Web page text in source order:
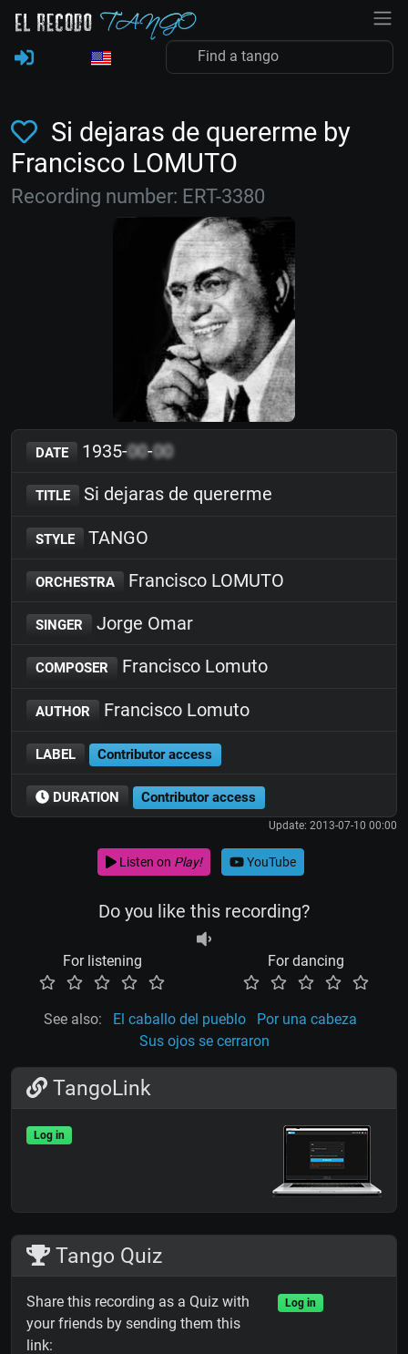
Si dejaras de quererme by
Francisco LOMUTO
Recording number: ERT-3380
DATE 1935-00-00
TITLE Si dejaras de quererme
STYLE TANGO
ORCHESTRA Francisco LOMUTO
SINGER Jorge Omar
COMPOSER Francisco Lomuto
AUTHOR Francisco Lomuto
LABEL Contributor access
DURATION Contributor access
Update: 2013-07-10 00:00
Listen on Play! YouTube
Do you like this recording?
For listening For dancing
See also: El caballo del pueblo
Por una cabeza
Sus ojos se cerraron
TangoLink
Log in
Tango Quiz
Share this recording as a Quiz with
your friends by sending them this
link:
Log in